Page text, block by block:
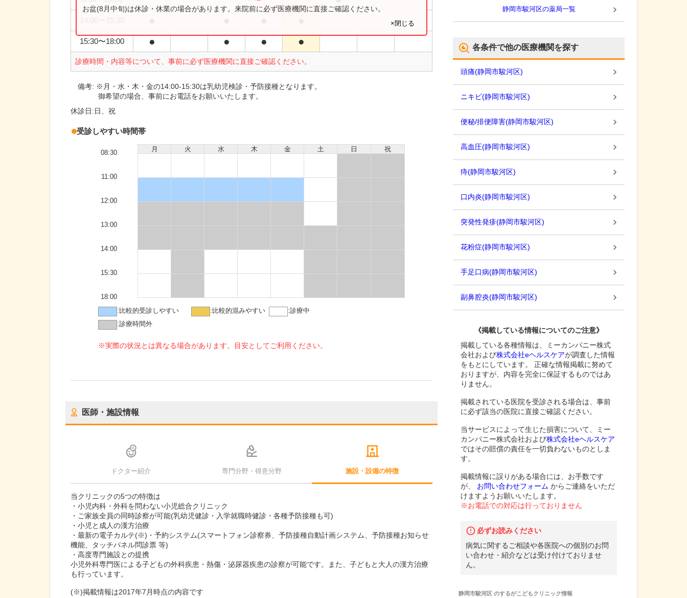
15:30〜18:00 ● ● ● ●
診療時間・内容等について、事前に必ず医療機関に直接ご確認ください。
お盆(8月中旬)は休診・休業の場合があります。来院前に必ず医療機関に直接ご確認ください。
×閉じる
備考: ※月・水・木・金の14:00-15:30は乳幼児検診・予防接種となります。
御希望の場合、事前にお電話をお願いいたします。
休診日:日、祝
受診しやすい時間帯
月 火 水 木 金 土 日 祝
08:30
11:00
12:00
13:00
14:00
15:30
18:00
:比較的受診しやすい :比較的混みやすい :診療中
:診療時間外
※実際の状況とは異なる場合があります。目安としてご利用ください。
医師・施設情報
ドクター紹介 専門分野・得意分野 施設・設備の特徴
当クリニックの5つの特徴は
・小児内科・外科を問わない小児総合クリニック
・ご家族全員の同時診察が可能(乳幼児健診・入学就職時健診・各種予防接種も可)
・小児と成人の漢方治療
・最新の電子カルテ(※)・予約システム(スマートフォン診察券、予防接種自動計画システム、予防接種お知らせ
機能、タッチパネル問診票 等)
・高度専門施設との提携
小児外科専門医による子どもの外科疾患・熱傷・泌尿器疾患の診察が可能です。また、子どもと大人の漢方治療
も行っています。
(※)掲載情報は2017年7月時点の内容です
静岡市駿河区の薬局一覧
各条件で他の医療機関を探す
頭痛(静岡市駿河区)
ニキビ(静岡市駿河区)
便秘/排便障害(静岡市駿河区)
高血圧(静岡市駿河区)
痔(静岡市駿河区)
口内炎(静岡市駿河区)
突発性発疹(静岡市駿河区)
花粉症(静岡市駿河区)
手足口病(静岡市駿河区)
副鼻腔炎(静岡市駿河区)
《掲載している情報についてのご注意》
掲載している各種情報は、ミーカンパニー株式
会社および株式会社eヘルスケアが調査した情報
をもとにしています。 正確な情報掲載に努めて
おりますが、内容を完全に保証するものではあ
りません。
掲載されている医院を受診される場合は、事前
に必ず該当の医院に直接ご確認ください。
当サービスによって生じた損害について、ミー
カンパニー株式会社および株式会社eヘルスケア
ではその賠償の責任を一切負わないものとしま
す。
掲載情報に誤りがある場合には、お手数です
が、
お問い合わせフォーム からご連絡をいただ
けますようお願いいたします。
※お電話での対応は行っておりません
必ずお読みください
病気に関するご相談や各医院への個別のお問
い合わせ・紹介などは受け付けておりませ
ん。
静岡市駿河区のするがこどもクリニック情報